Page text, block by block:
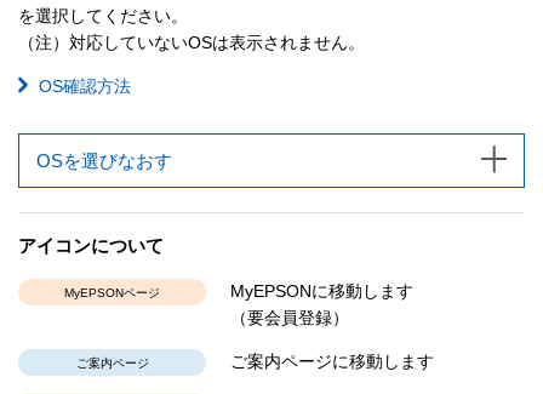
を選択してください。
（注）対応していないOSは表示されません。
OS確認方法
OSを選びなおす
アイコンについて
MyEPSONページ
MyEPSONに移動します
（要会員登録）
ご案内ページ ご案内ページに移動します